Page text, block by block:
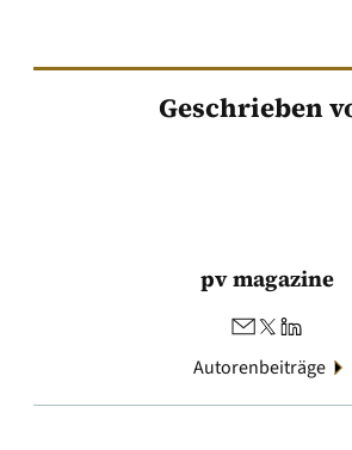
Geschrieben
pv magazine
Autorenbeiträge